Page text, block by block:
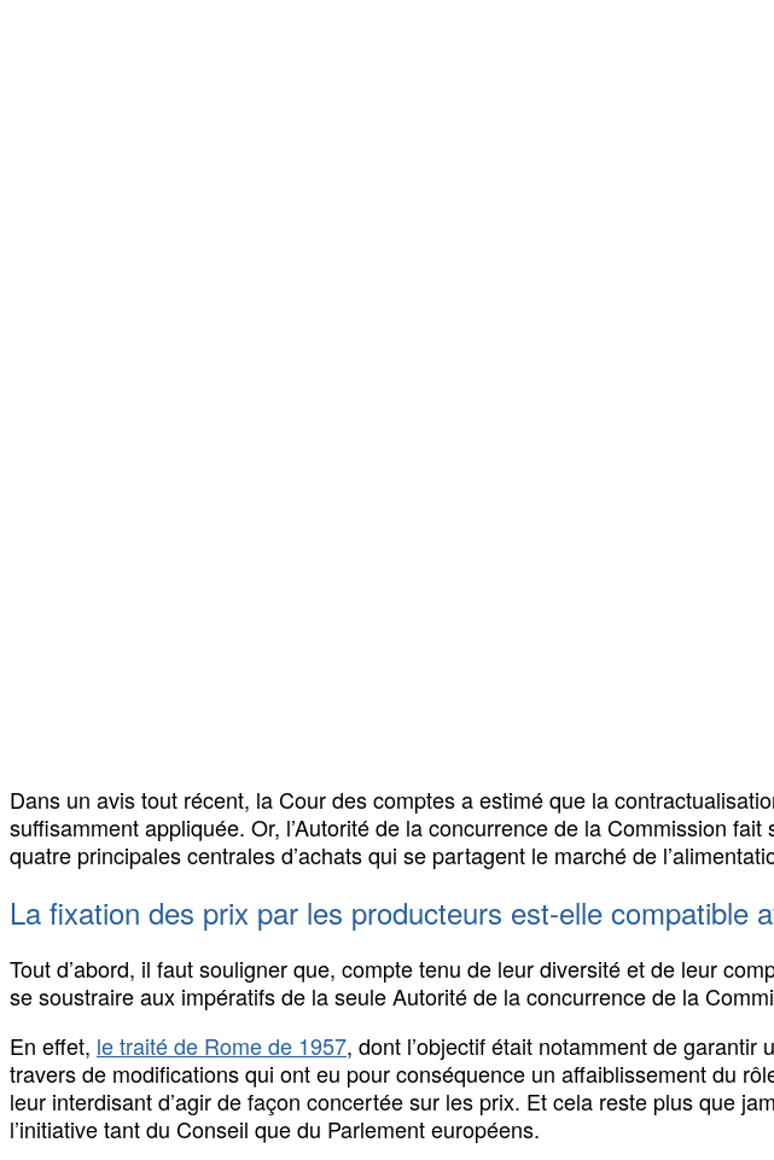
Dans un avis tout récent, la Cour des comptes a estimé que la
suffisamment appliquée. Or, l’Autorité de la concurrence de la Commission
quatre principales centrales d’achats qui se partagent le marché de
La fixation des prix par les producteurs est-elle compatible
Tout d’abord, il faut souligner que, compte tenu de leur diversité et de leur
se soustraire aux impératifs de la seule Autorité de la concurrence de la
En effet, le traité de Rome de 1957, dont l’objectif était notamment de
travers de modifications qui ont eu pour conséquence un affaiblissement du
leur interdisant d’agir de façon concertée sur les prix. Et cela reste plus que
l’initiative tant du Conseil que du Parlement européens.